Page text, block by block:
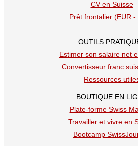
CV en Suisse
Prêt frontalier (EUR -
OUTILS
Estimer son salaire net
Convertisseur franc
Ressources
BOUTIQUE EN
Plate-forme Swiss
Travailler et vivre en
Bootcamp